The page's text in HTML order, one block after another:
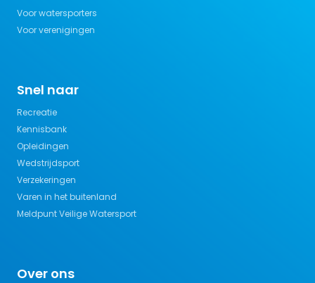
Voor watersporters
Voor verenigingen
Snel naar
Recreatie
Kennisbank
Opleidingen
Wedstrijdsport
Verzekeringen
Varen in het buitenland
Meldpunt Veilige Watersport
Over ons